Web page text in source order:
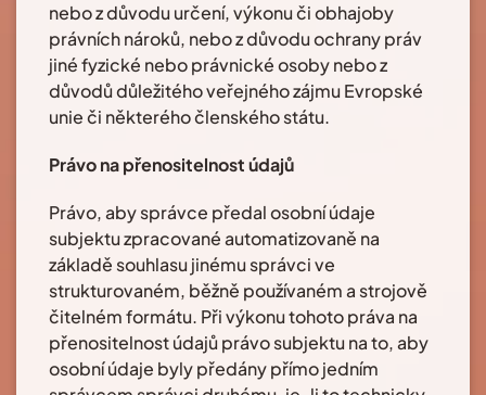
nebo z důvodu určení, výkonu či obhajoby
právních nároků, nebo z důvodu ochrany práv
jiné fyzické nebo právnické osoby nebo z
důvodů důležitého veřejného zájmu Evropské
unie či některého členského státu.
Právo na přenositelnost údajů
Právo, aby správce předal osobní údaje
subjektu zpracované automatizovaně na
základě souhlasu jinému správci ve
strukturovaném, běžně používaném a strojově
čitelném formátu. Při výkonu tohoto práva na
přenositelnost údajů právo subjektu na to, aby
osobní údaje byly předány přímo jedním